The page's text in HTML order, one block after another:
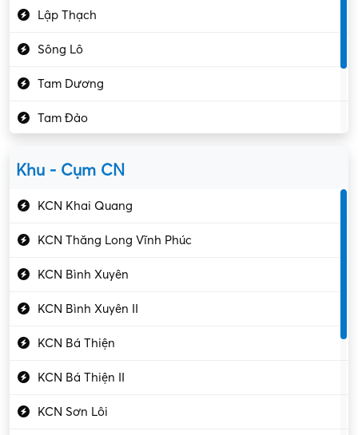
Kiểm soát chất lượng
Kỹ sư cơ khí
Kỹ sư điện
Kỹ thuật cao
Kỹ thuật mạng – IT
Làm bán thời gian
Lao động phổ thông
Lập trình – Phát triển
Luật – Công chứng
Lập Thạch
Sông Lô
Tam Dương
Tam Đảo
Khu - Cụm CN
KCN Khai Quang
KCN Thăng Long Vĩnh Phúc
KCN Bình Xuyên
KCN Bình Xuyên II
KCN Bá Thiện
KCN Bá Thiện II
KCN Sơn Lôi